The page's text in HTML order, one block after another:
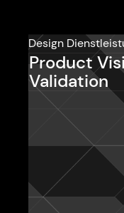
Design
Product
Validation